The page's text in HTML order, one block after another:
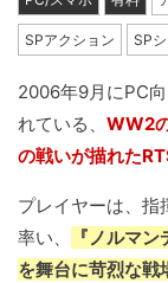
SPアクション SP
2006年9月にPC
れている、 WW2
の戦いが描れた
プレイヤーは、指
率い、
『ノルマ
を舞台に苛烈な戦